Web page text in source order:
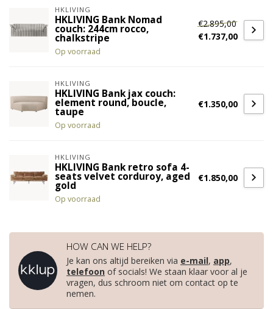
HKLIVING
HKLIVING Bank Nomad
couch: 244cm rocco,
chalkstripe
Op voorraad
€2.895,00
€1.737,00
HKLIVING
HKLIVING Bank jax couch:
element round, boucle,
taupe
Op voorraad
€1.350,00
HKLIVING
HKLIVING Bank retro sofa 4-
seats velvet corduroy, aged
gold
Op voorraad
€1.850,00
HOW CAN WE HELP?
Je kan ons altijd bereiken via e-mail, app,
telefoon of socials! We staan klaar voor al je
vragen, dus schroom niet om contact op te
nemen.